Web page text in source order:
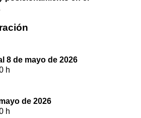
8 de mayo de 2026
h
de 2026
h